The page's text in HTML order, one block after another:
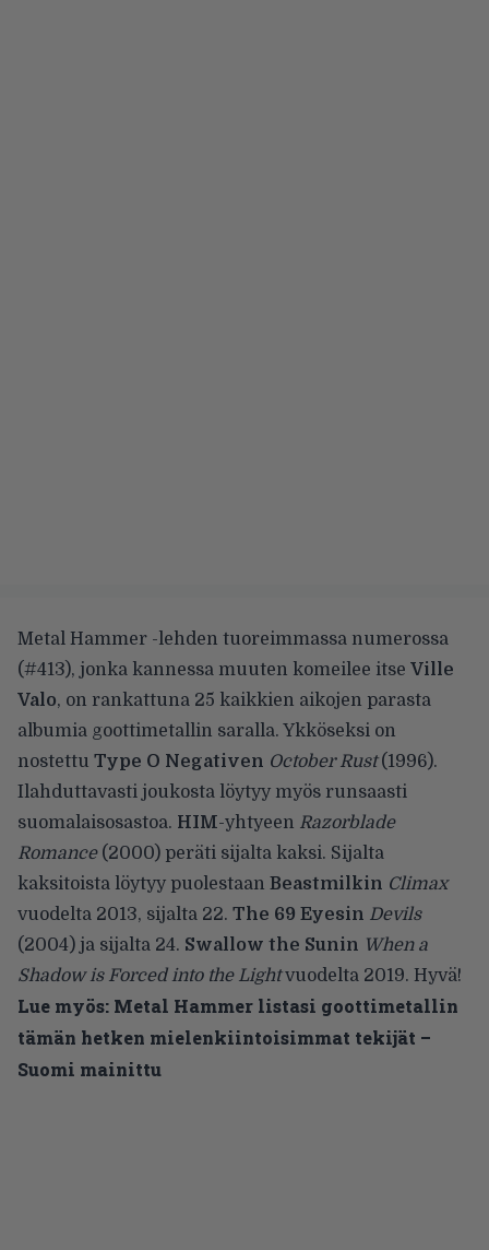
Metal Hammer -lehden tuoreimmassa numerossa
(#413), jonka kannessa muuten komeilee itse Ville
Valo, on rankattuna 25 kaikkien aikojen parasta
albumia goottimetallin saralla. Ykköseksi on
nostettu Type O Negativen October Rust(1996).
Ilahduttavasti joukosta löytyy myös runsaasti
suomalaisosastoa. HIM-yhtyeen Razorblade
Romance(2000) peräti sijalta kaksi. Sijalta
kaksitoista löytyy puolestaan Beastmilkin Climax
vuodelta 2013, sijalta 22. The 69 Eyesin Devils
(2004) ja sijalta 24. Swallow the Sunin When a
Shadow is Forced into the Lightvuodelta 2019. Hyvä!
Lue myös: Metal Hammer listasi goottimetallin
tämän hetken mielenkiintoisimmat tekijät –
Suomi mainittu